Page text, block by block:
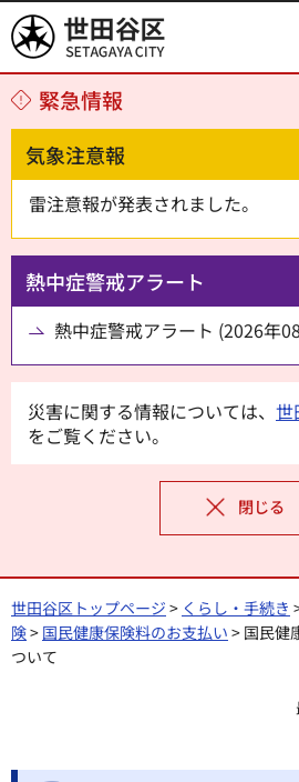
世田谷区
緊急情報
気象注意報
雷注意報が発表されました。
熱中症警戒アラート
熱中症警戒アラート (2026年
災害に関する情報については、 世
をご覧ください。
閉じる
世田谷区トップページ > くらし・手続き
険> 国民健康保険料のお支払い > 国民健
ついて